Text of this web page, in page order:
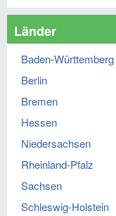
Länder
Baden-Württemberg
Berlin
Bremen
Hessen
Niedersachsen
Rheinland-Pfalz
Sachsen
Schleswig-Holstein